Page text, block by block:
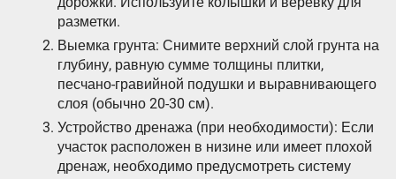
разметки.
Выемка грунта: Снимите верхний слой грунта на
глубину, равную сумме толщины плитки,
песчано-гравийной подушки и выравнивающего
слоя (обычно 20-30 см).
Устройство дренажа (при необходимости): Если
участок расположен в низине или имеет плохой
дренаж, необходимо предусмотреть систему